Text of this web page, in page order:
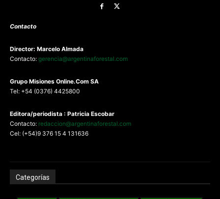
Contacto
Director: Marcelo Almada
Contacto: gerencia@argentinaforestal.com
Grupo Misiones Online.Com SA
Tel: +54 (0376) 4425800
Editora/periodista : Patricia Escobar
Contacto: redaccion@argentinaforestal.com
Cel: (+54)9 376 15 4 131636
Categorías